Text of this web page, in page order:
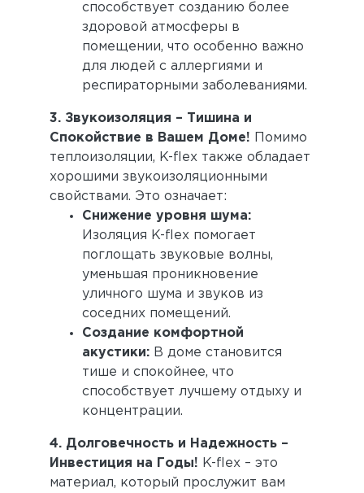
способствует созданию более
здоровой атмосферы в
помещении, что особенно важно
для людей с аллергиями и
респираторными заболеваниями.
3. Звукоизоляция – Тишина и
Спокойствие в Вашем Доме! Помимо
теплоизоляции, K-flex также обладает
хорошими звукоизоляционными
свойствами. Это означает:
Снижение уровня шума:
Изоляция K-flex помогает
поглощать звуковые волны,
уменьшая проникновение
уличного шума и звуков из
соседних помещений.
Создание комфортной
акустики: В доме становится
тише и спокойнее, что
способствует лучшему отдыху и
концентрации.
4. Долговечность и Надежность –
Инвестиция на Годы! K-flex – это
материал, который прослужит вам